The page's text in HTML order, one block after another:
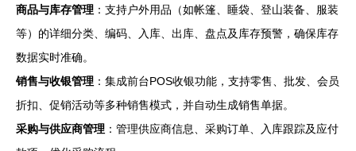
商品与库存管理 ：支持户外用品（如帐篷、睡袋、登山装备、服装
等）的详细分类、编码、入库、出库、盘点及库存预警，确保库存
数据实时准确。
销售与收银管理 ：集成前台POS收银功能，支持零售、批发、会员
折扣、促销活动等多种销售模式，并自动生成销售单据。
采购与供应商管理 ：管理供应商信息、采购订单、入库跟踪及应付